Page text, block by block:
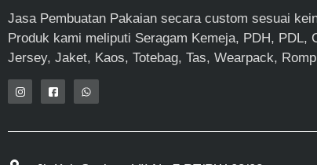
Jasa Pembuatan Pakaian secara custom sesuai
Produk kami meliputi Seragam Kemeja, PDH, PDL,
Jersey, Jaket, Kaos, Totebag, Tas, Wearpack,